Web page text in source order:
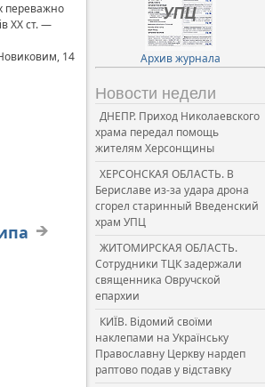
переважно
XX ст. —
14
Архив журнала
Новости недели
ДНЕПР. Приход Николаевского
храма передал помощь
жителям Херсонщины
ХЕРСОНСКАЯ ОБЛАСТЬ. В
Бериславе из-за удара дрона
сгорел старинный Введенский
храм УПЦ
ЖИТОМИРСКАЯ ОБЛАСТЬ.
Сотрудники ТЦК задержали
священника Овручской
епархии
КИЇВ. Відомий своїми
наклепами на Українську
Православну Церкву нардеп
раптово подав у відставку